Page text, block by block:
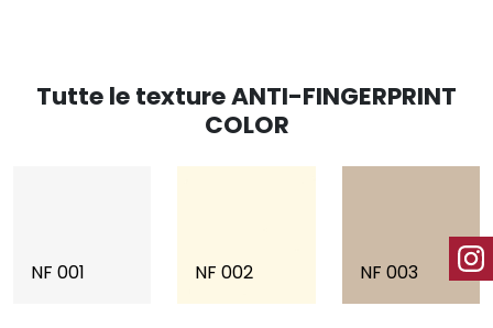
Tutte le texture ANTI-FINGERPRINT
COLOR
NF 001 NF 002 NF 003